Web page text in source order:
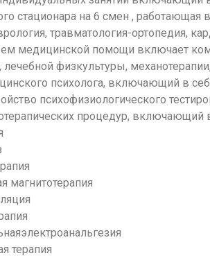
стационара на 6 смен ,
травматология-ортопедия,
медицинской помощи включает
лечебной физкультуры,
психолога, включающий в
психофизиологического
процедур, включающий
магнитотерапия
терапия